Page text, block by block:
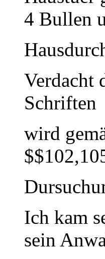
4 Bullen
Verdacht
Schriften
wird
Ich kam
sein